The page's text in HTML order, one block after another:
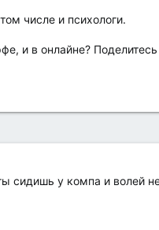
числе и психологи.
и в онлайне?
сидишь у компа и волей